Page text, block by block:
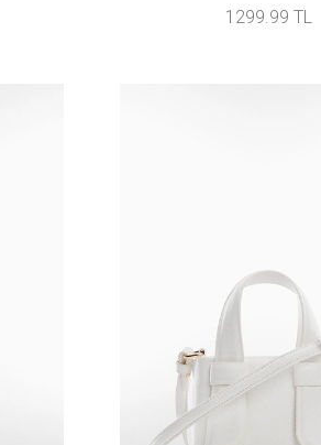
1299.99 TL